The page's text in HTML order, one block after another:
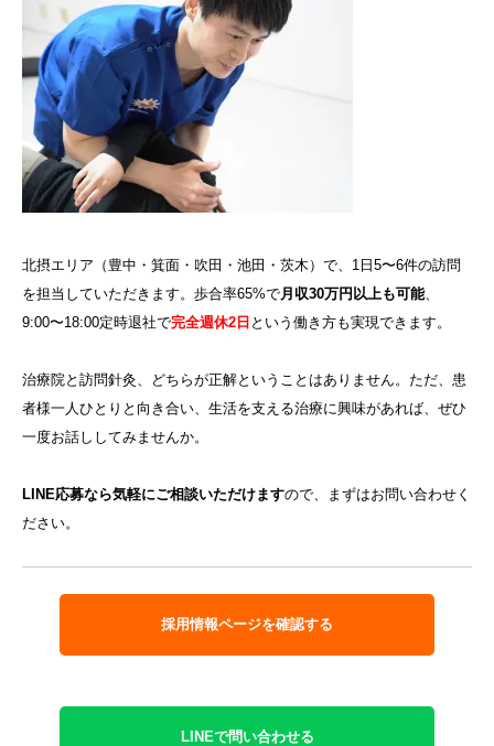
北摂エリア（豊中・箕面・吹田・池田・茨木）で、1日5〜6件の訪問
を担当していただきます。歩合率65%で月収30万円以上も可能
9:00〜18:00定時退社で完全週休2日 という働き方も実現できます。
治療院と訪問針灸、どちらが正解ということはありません。ただ、患
者様一人ひとりと向き合い、生活を支える治療に興味があれば、ぜひ
一度お話ししてみませんか。
LINE応募なら気軽にご相談いただけますので、まずはお問い合わせく
ださい。
採用情報ページを確認する
LINEで問い合わせる